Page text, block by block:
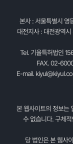
본사 : 서울특별시 영
대전지사 : 대전광역
Tel. 기율특허법인
FAX. 02-
E-mail.
본 웹사이트의 정보는
수 없습니다. 구체
당 법인은 본 웹사